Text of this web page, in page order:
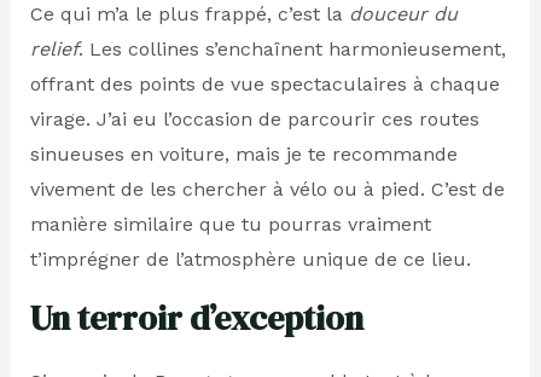
Ce qui m’a le plus frappé, c’est la douceur du
relief. Les collines s’enchaînent harmonieusement,
offrant des points de vue spectaculaires à chaque
virage. J’ai eu l’occasion de parcourir ces routes
sinueuses en voiture, mais je te recommande
vivement de les chercher à vélo ou à pied. C’est de
manière similaire que tu pourras vraiment
t’imprégner de l’atmosphère unique de ce lieu.
Un terroir d’exception